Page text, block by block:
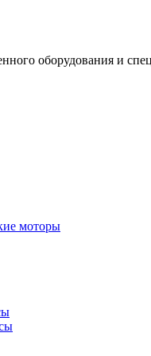
оборудования и
моторы